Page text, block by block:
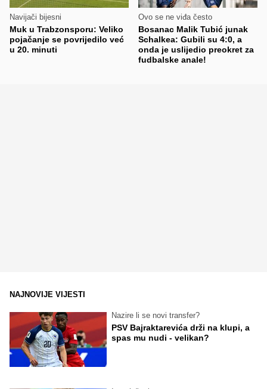
Navijači bijesni
Muk u Trabzonsporu: Veliko
pojačanje se povrijedilo već
u 20. minuti
Ovo se ne viđa često
Bosanac Malik Tubić junak
Schalkea: Gubili su 4:0, a
onda je uslijedio preokret za
fudbalske anale!
NAJNOVIJE VIJESTI
Nazire li se novi transfer?
PSV Bajraktarevića drži na klupi, a
spas mu nudi - velikan?